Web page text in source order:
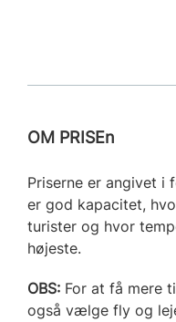
OM PRISEn
Priserne er angivet i
er god kapacitet,
turister og hvor
højeste.
OBS: For at få mere
også vælge fly og